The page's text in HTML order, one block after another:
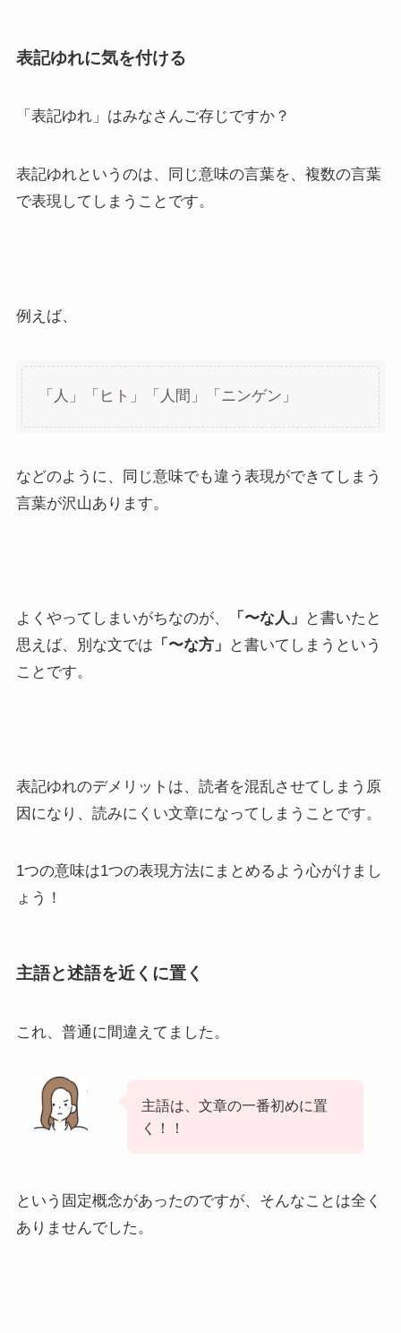
表記ゆれに気を付ける
「表記ゆれ」はみなさんご存じですか？
表記ゆれというのは、同じ意味の言葉を、複数の言葉
で表現してしまうことです。
例えば、
「人」「ヒト」「人間」「ニンゲン」
などのように、同じ意味でも違う表現ができてしまう
言葉が沢山あります。
よくやってしまいがちなのが、 「〜な人」
と書いたと
思えば、別な文では 「〜な方」
と書いてしまうという
ことです。
表記ゆれのデメリットは、読者を混乱させてしまう原
因になり、読みにくい文章になってしまうことです。
1つの意味は1つの表現方法にまとめるよう心がけまし
ょう！
主語と述語を近くに置く
これ、普通に間違えてました。
主語は、文章の一番初めに置
く！！
という固定概念があったのですが、そんなことは全く
ありませんでした。